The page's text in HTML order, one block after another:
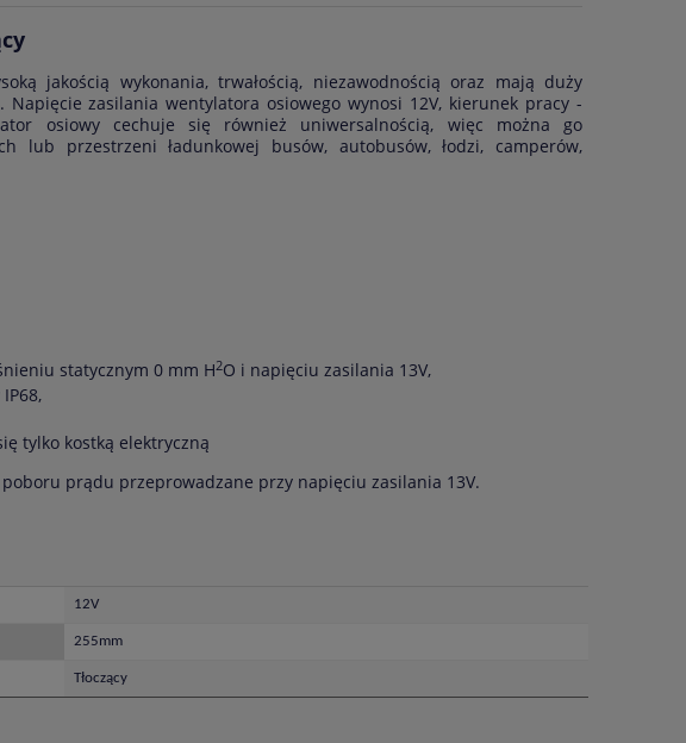
jakością wykonania, trwałością, niezawodnością oraz mają duży
Napięcie zasilania wentylatora osiowego wynosi 12V, kierunek pracy -
osiowy cechuje się również uniwersalnością, więc można go
lub przestrzeni ładunkowej busów, autobusów, łodzi, camperów,
statycznym 0 mm H2O i napięciu zasilania 13V,
tylko kostką elektryczną
prądu przeprowadzane przy napięciu zasilania 13V.
12V
255mm
Tłoczący